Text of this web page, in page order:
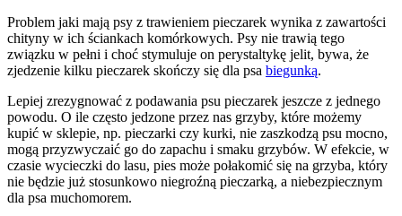
Problem jaki mają psy z trawieniem pieczarek wynika z zawartości
chityny w ich ściankach komórkowych. Psy nie trawią tego
związku w pełni i choć stymuluje on perystaltykę jelit, bywa, że
zjedzenie kilku pieczarek skończy się dla psa biegunką.
Lepiej zrezygnować z podawania psu pieczarek jeszcze z jednego
powodu. O ile często jedzone przez nas grzyby, które możemy
kupić w sklepie, np. pieczarki czy kurki, nie zaszkodzą psu mocno,
mogą przyzwyczaić go do zapachu i smaku grzybów. W efekcie, w
czasie wycieczki do lasu, pies może połakomić się na grzyba, który
nie będzie już stosunkowo niegroźną pieczarką, a niebezpiecznym
dla psa muchomorem.